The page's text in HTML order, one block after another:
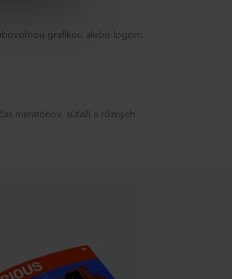
grafikou alebo logom.
maratónov, súťaží a rôznych